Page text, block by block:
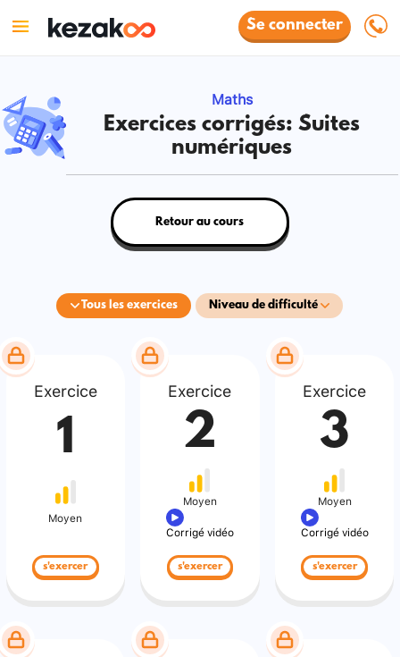
Se connecter
Maths
Exercices corrigés: Suites
numériques
Tous les exercices Niveau de difficulté
Retour au cours
Exercice
1
Moyen
s'exercer
Exercice
2
Moyen
Corrigé vidéo
s'exercer
Exercice
3
Moyen
Corrigé vidéo
s'exercer